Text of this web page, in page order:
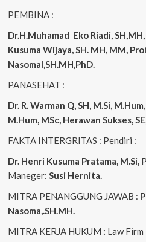
PEMBINA :
Dr.H.Muhamad Eko Riadi,
Kusuma Wijaya, SH. MH, MM,
Nasomal,SH.MH,PhD.
PANASEHAT :
Dr. R. Warman Q, SH, M.Si,
M.Hum, MSc, Herawan Sukses,
FAKTA INTERGRITAS : Pendiri :
Dr. Henri Kusuma Pratama, M.Si,
Maneger: Susi Hernita.
MITRA PENANGGUNG JAWAB :
Nasoma,.SH.MH.
MITRA KERJA HUKUM : Law